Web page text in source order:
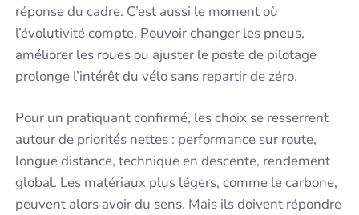
réponse du cadre. C’est aussi le moment où
l’évolutivité compte. Pouvoir changer les pneus,
améliorer les roues ou ajuster le poste de pilotage
prolonge l’intérêt du vélo sans repartir de zéro.
Pour un pratiquant confirmé, les choix se resserrent
autour de priorités nettes : performance sur route,
longue distance, technique en descente, rendement
global. Les matériaux plus légers, comme le carbone,
peuvent alors avoir du sens. Mais ils doivent répondre